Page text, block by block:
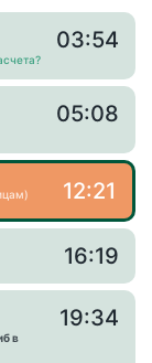
03:54
05:08
12:21
16:19
в
19:34